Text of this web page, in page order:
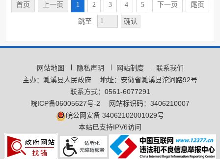
房地产市场监管
房地产市场信息
住宅物业管理攻坚行动
首页 上一页 1 2 3 4 5 下一页 尾页
跳至 确认
网站地图 隐私声明 网站制度
联系我们
主办：濉溪县人民政府
地址：安徽省濉溪县沱河路92号
联系方式：0561-6077291
皖ICP备06005627号-2
网站标识码：3406210007
皖公网安备 34062102001029号
本站已支持IPV6访问